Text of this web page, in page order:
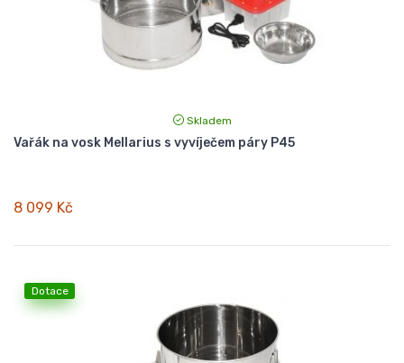
Skladem
Vařák na vosk Mellarius s vyvíječem páry P45
8 099 Kč
Dotace